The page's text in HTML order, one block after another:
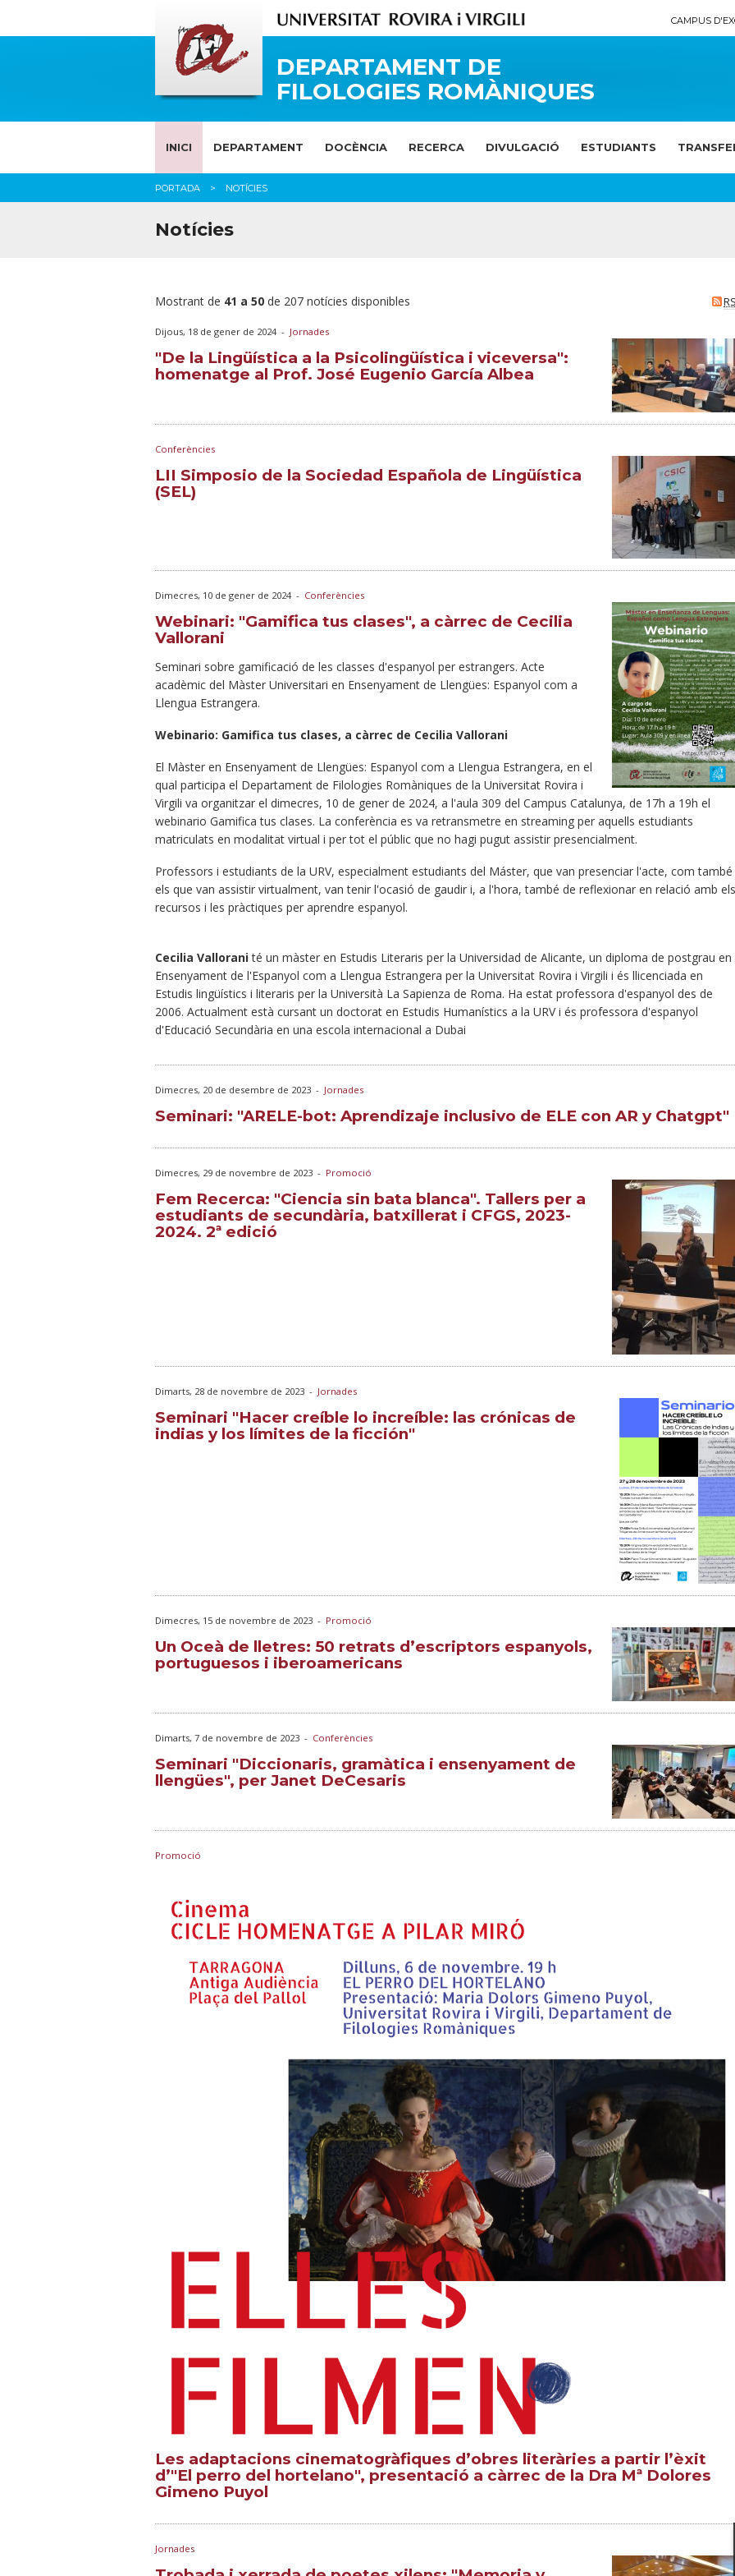
CAMPUS
DEPARTAMENT DE
FILOLOGIES ROMÀNIQUES
INICI DEPARTAMENT DOCÈNCIA RECERCA DIVULGACIÓ ESTUDIANTS
PORTADA NOTÍCIES
Notícies
Mostrant de 41 a 50 de 207 notícies disponibles
Dijous, 18 de gener de 2024- Jornades
"De la Lingüística a la Psicolingüística i viceversa":
homenatge al Prof. José Eugenio García Albea
Conferències
LII Simposio de la Sociedad Española de Lingüística
(SEL)
Dimecres, 10 de gener de 2024- Conferències
Webinari: "Gamifica tus clases", a càrrec de Cecilia
Vallorani
Seminari sobre gamificació de les classes d'espanyol per estrangers. Acte
acadèmic del Màster Universitari en Ensenyament de Llengües: Espanyol com a
Llengua Estrangera.
Webinario: Gamifica tus clases, a càrrec de Cecilia Vallorani
El Màster en Ensenyament de Llengües: Espanyol com a Llengua Estrangera, en el
qual participa el Departament de Filologies Romàniques de la Universitat Rovira i
Virgili va organitzar el dimecres, 10 de gener de 2024, a l'aula 309 del Campus Catalunya, de 17h a 19h el
webinario Gamifica tus clases. La conferència es va retransmetre en streaming per aquells estudiants
matriculats en modalitat virtual i per tot el públic que no hagi pugut assistir presencialment.
Professors i estudiants de la URV, especialment estudiants del Máster, que van presenciar l'acte, com també
els que van assistir virtualment, van tenir l'ocasió de gaudir i, a l'hora, també de reflexionar en relació amb els
recursos i les pràctiques per aprendre espanyol.
Cecilia Valloranité un màster en Estudis Literaris per la Universidad de Alicante, un diploma de postgrau en
Ensenyament de l'Espanyol com a Llengua Estrangera per la Universitat Rovira i Virgili i és llicenciada en
Estudis lingüístics i literaris per la Università La Sapienza de Roma. Ha estat professora d'espanyol des de
2006. Actualment està cursant un doctorat en Estudis Humanístics a la URV i és professora d'espanyol
d'Educació Secundària en una escola internacional a Dubai
Dimecres, 20 de desembre de 2023 - Jornades
Seminari: "ARELE-bot: Aprendizaje inclusivo de ELE con AR y Chatgpt"
Dimecres, 29 de novembre de 2023 - Promoció
Fem Recerca: "Ciencia sin bata blanca". Tallers per a
estudiants de secundària, batxillerat i CFGS, 2023-
2024. 2ª edició
Dimarts, 28 de novembre de 2023 - Jornades
Seminari "Hacer creíble lo increíble: las crónicas de
indias y los límites de la ficción"
Dimecres, 15 de novembre de 2023 - Promoció
Un Oceà de lletres: 50 retrats d’escriptors espanyols,
portuguesos i iberoamericans
Dimarts, 7 de novembre de 2023 - Conferències
Seminari "Diccionaris, gramàtica i ensenyament de
llengües", per Janet DeCesaris
Promoció
Les adaptacions cinematogràfiques d’obres literàries a partir l’èxit
d’"El perro del hortelano", presentació a càrrec de la Dra Mª Dolores
Gimeno Puyol
Jornades